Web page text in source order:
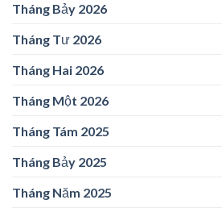
Tháng Bảy 2026
Tháng Tư 2026
Tháng Hai 2026
Tháng Một 2026
Tháng Tám 2025
Tháng Bảy 2025
Tháng Năm 2025